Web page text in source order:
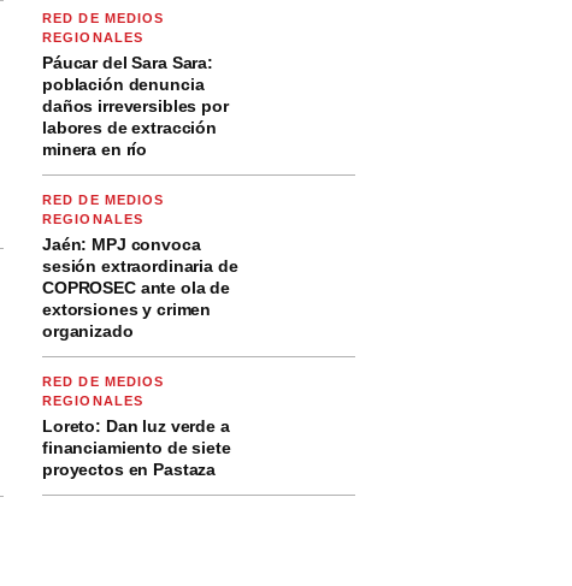
RED DE MEDIOS
REGIONALES
Páucar del Sara Sara:
población denuncia
daños irreversibles por
labores de extracción
minera en río
RED DE MEDIOS
REGIONALES
Jaén: MPJ convoca
sesión extraordinaria de
COPROSEC ante ola de
extorsiones y crimen
organizado
RED DE MEDIOS
REGIONALES
Loreto: Dan luz verde a
financiamiento de siete
proyectos en Pastaza